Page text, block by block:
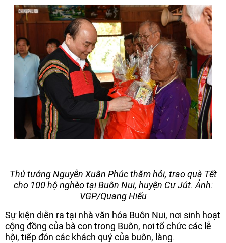
Thủ tướng Nguyễn Xuân Phúc thăm hỏi, trao quà Tết
cho 100 hộ nghèo tại Buôn Nui, huyện Cư Jút. Ảnh:
VGP/Quang Hiếu
Sự kiện diễn ra tại nhà văn hóa Buôn Nui, nơi sinh hoạt
cộng đồng của bà con trong Buôn, nơi tổ chức các lễ
hội, tiếp đón các khách quý của buôn, làng.